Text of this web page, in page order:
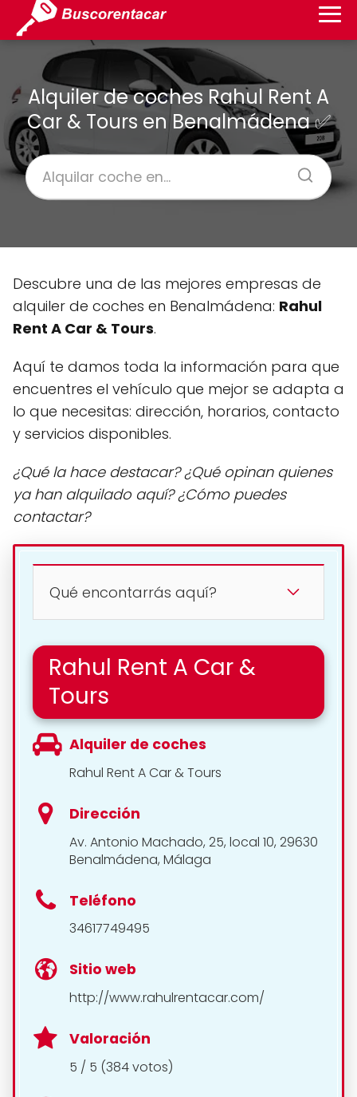
Alquiler de coches Rahul Rent A
Car & Tours en Benalmádena ✅
Descubre una de las mejores empresas de
alquiler de coches en Benalmádena: Rahul
Rent A Car & Tours.
Aquí te damos toda la información para que
encuentres el vehículo que mejor se adapta a
lo que necesitas: dirección, horarios, contacto
y servicios disponibles.
¿Qué la hace destacar? ¿Qué opinan quienes
ya han alquilado aquí? ¿Cómo puedes
contactar?
Qué encontarrás aquí?
Rahul Rent A Car &
Tours
Alquiler de coches
Rahul Rent A Car & Tours
Dirección
Av. Antonio Machado, 25, local 10, 29630
Benalmádena, Málaga
Teléfono
34617749495
Sitio web
http://www.rahulrentacar.com/
Valoración
5 / 5 (384 votos)